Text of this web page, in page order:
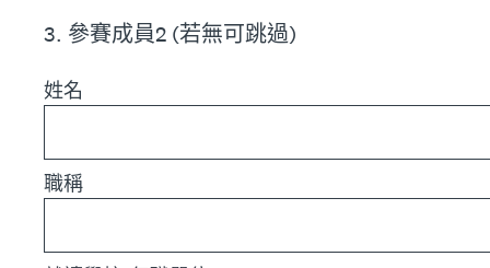
3. 參賽成員2 (若無可跳過)
姓名
職稱